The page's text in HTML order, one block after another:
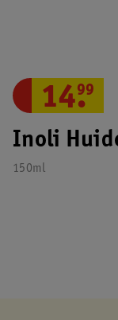
Inoli
150ml
14.
99